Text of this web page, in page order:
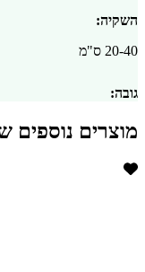
השקיה:
20-40 ס"מ
גובה:
מוצרים נוספים